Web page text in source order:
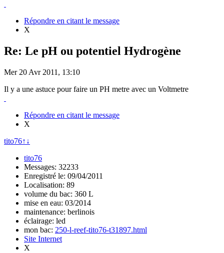
Répondre en citant le message
X
Re: Le pH ou potentiel Hydrogène
Mer 20 Avr 2011, 13:10
Il y a une astuce pour faire un PH metre avec un Voltmetre
Répondre en citant le message
X
tito76↑ ↓
tito76
Messages: 32233
Enregistré le: 09/04/2011
Localisation: 89
volume du bac: 360 L
mise en eau: 03/2014
maintenance: berlinois
éclairage: led
mon bac: 250-l-reef-tito76-t31897.html
Site Internet
X